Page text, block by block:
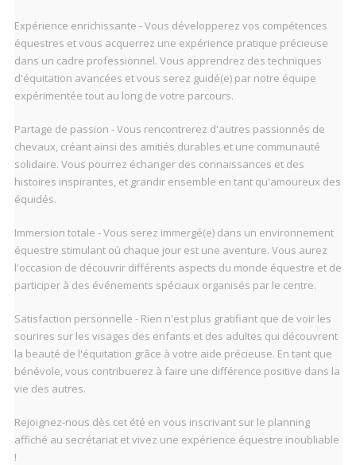
Expérience enrichissante - Vous développerez vos compétences
équestres et vous acquerrez une expérience pratique précieuse
dans un cadre professionnel. Vous apprendrez des techniques
d'équitation avancées et vous serez guidé(e) par notre équipe
expérimentée tout au long de votre parcours.
Partage de passion - Vous rencontrerez d'autres passionnés de
chevaux, créant ainsi des amitiés durables et une communauté
solidaire. Vous pourrez échanger des connaissances et des
histoires inspirantes, et grandir ensemble en tant qu'amoureux des
équidés.
Immersion totale - Vous serez immergé(e) dans un environnement
équestre stimulant où chaque jour est une aventure. Vous aurez
l'occasion de découvrir différents aspects du monde équestre et de
participer à des événements spéciaux organisés par le centre.
Satisfaction personnelle - Rien n'est plus gratifiant que de voir les
sourires sur les visages des enfants et des adultes qui découvrent
la beauté de l'équitation grâce à votre aide précieuse. En tant que
bénévole, vous contribuerez à faire une différence positive dans la
vie des autres.
Rejoignez-nous dès cet été en vous inscrivant sur le planning
affiché au secrétariat et vivez une expérience équestre inoubliable
!